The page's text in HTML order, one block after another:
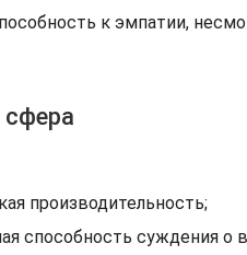
к эмпатии,
сфера
производительность;
способность суждения